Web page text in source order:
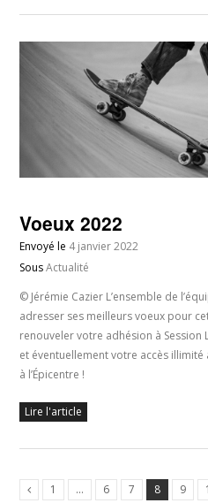
Voeux 2022
Envoyé le 4 janvier 2022
SousActualité
© Jérémie Cazier L’ensemble de
adresser ses meilleurs voeux pour
renouveler votre adhésion à
et éventuellement votre accès
à l’Épicentre !
Lire l'article
1 … 6 7 8 9